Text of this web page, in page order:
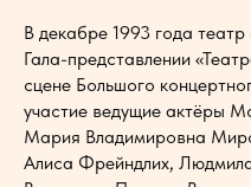
В декабре 1993 года
Гала-представлении
сцене Большого
участие ведущие актёры
Мария Владимировна
Алиса Фрейндлих,